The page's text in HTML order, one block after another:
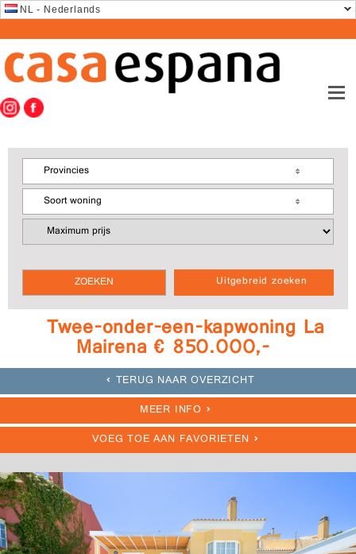
NL - Nederlands
Uitgebreid zoeken
Provincies
Soort woning
Twee-onder-een-kapwoning La
Mairena € 850.000,-
TERUG NAAR OVERZICHT
MEER INFO
VOEG TOE AAN FAVORIETEN